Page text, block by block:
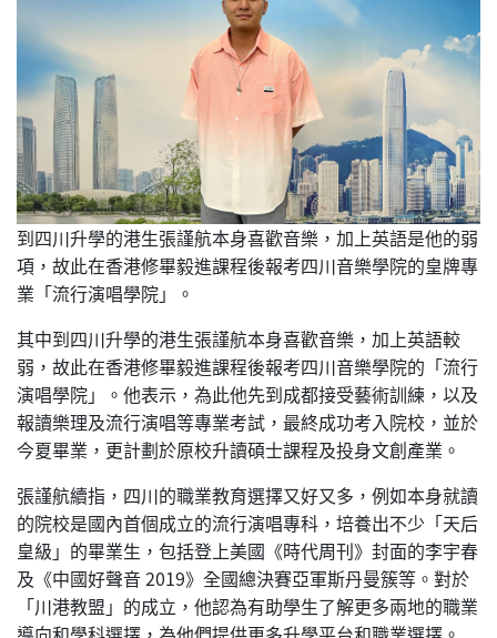
到四川升學的港生張謹航本身喜歡音樂，加上英語是他的弱
項，故此在香港修畢毅進課程後報考四川音樂學院的皇牌專
業「流行演唱學院」。
其中到四川升學的港生張謹航本身喜歡音樂，加上英語較
弱，故此在香港修畢毅進課程後報考四川音樂學院的「流行
演唱學院」。他表示，為此他先到成都接受藝術訓練，以及
報讀樂理及流行演唱等專業考試，最終成功考入院校，並於
今夏畢業，更計劃於原校升讀碩士課程及投身文創產業。
張謹航續指，四川的職業教育選擇又好又多，例如本身就讀
的院校是國內首個成立的流行演唱專科，培養出不少「天后
皇級」的畢業生，包括登上美國《時代周刊》封面的李宇春
及《中國好聲音 2019》全國總決賽亞軍斯丹曼簇等。對於
「川港教盟」的成立，他認為有助學生了解更多兩地的職業